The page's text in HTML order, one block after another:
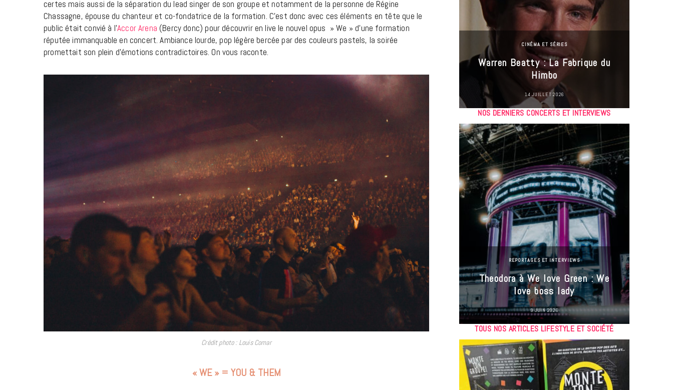
certes mais aussi de la séparation du lead singer de son groupe et notamment de la personne de Régine
Chassagne, épouse du chanteur et co-fondatrice de la formation. C’est donc avec ces éléments en tête que le
public était convié à l’Accor Arena (Bercy donc) pour découvrir en live le nouvel opus » We » d’une formation
réputée immanquable en concert. Ambiance lourde, pop légère bercée par des couleurs pastels, la soirée
promettait son plein d’émotions contradictoires. On vous raconte.
Crédit photo : Louis Comar
« WE » = YOU & THEM
CINÉMA ET SÉRIES
de Steven Spielberg
CINÉMA ET SÉRIES
Warren Beatty : La Fabrique du
Himbo
14 JUILLET 2026
NOS DERNIERS CONCERTS ET INTERVIEWS
REPORTAGES ET INTERVIEWS
We Love Green se met au vert sur
la Montagne de Gorillaz
REPORTAGES ET INTERVIEWS
Theodora à We love Green : We
love boss lady
9 JUIN 2026
TOUS NOS ARTICLES LIFESTYLE ET SOCIÉTÉ